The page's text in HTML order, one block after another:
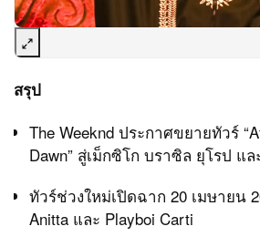
สรุป
The Weeknd ประกาศขยายทัวร์
Dawn” สู่เม็กซิโก บราซิล ยุโรป แ
ทัวร์ช่วงใหม่เปิดฉาก 20 เมษายน
Anitta และ Playboi Carti